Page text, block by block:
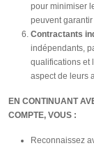
pour minimiser
peuvent
Contractants
indépendants,
qualifications et
aspect de leurs
EN CONTINUANT
COMPTE, VOUS :
Reconnaissez